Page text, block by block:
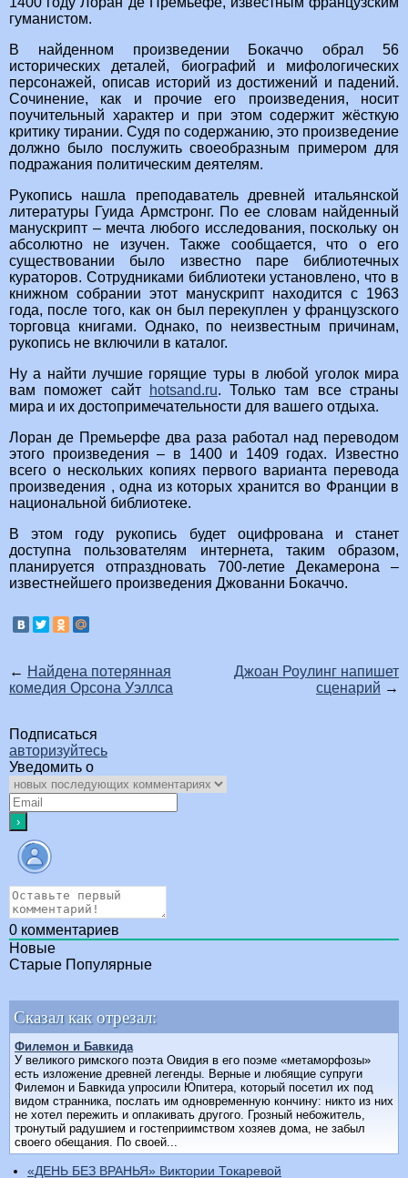
гуманистом.
В найденном произведении Бокаччо обрал 56
исторических деталей, биографий и мифологических
персонажей, описав историй из достижений и падений.
Сочинение, как и прочие его произведения, носит
поучительный характер и при этом содержит жёсткую
критику тирании. Судя по содержанию, это произведение
должно было послужить своеобразным примером для
подражания политическим деятелям.
Рукопись нашла преподаватель древней итальянской
литературы Гуида Армстронг. По ее словам найденный
манускрипт – мечта любого исследования, поскольку он
абсолютно не изучен. Также сообщается, что о его
существовании было известно паре библиотечных
кураторов. Сотрудниками библиотеки установлено, что в
книжном собрании этот манускрипт находится с 1963
года, после того, как он был перекуплен у французского
торговца книгами. Однако, по неизвестным причинам,
рукопись не включили в каталог.
Ну а найти лучшие горящие туры в любой уголок мира
вам поможет сайт
hotsand.ru. Только там все страны
мира и их достопримечательности для вашего отдыха.
Лоран де Премьерфе два раза работал над переводом
этого произведения – в 1400 и 1409 годах. Известно
всего о нескольких копиях первого варианта перевода
произведения , одна из которых хранится во Франции в
национальной библиотеке.
В этом году рукопись будет оцифрована и станет
доступна пользователям интернета, таким образом,
планируется отпраздновать 700-летие Декамерона –
известнейшего произведения Джованни Бокаччо.
← Найдена потерянная
комедия Орсона Уэллса
Джоан Роулинг напишет
сценарий →
Подписаться
авторизуйтесь
Уведомить о
0 комментариев
Новые
Старые Популярные
Сказал как отрезал:
Филемон и Бавкида
У великого римского поэта Овидия в его поэме «метаморфозы»
есть изложение древней легенды. Верные и любящие супруги
Филемон и Бавкида упросили Юпитера, который посетил их под
видом странника, послать им одновременную кончину: никто из них
не хотел пережить и оплакивать другого. Грозный небожитель,
тронутый радушием и гостеприимством хозяев дома, не забыл
своего обещания. По своей...
«ДЕНЬ БЕЗ ВРАНЬЯ» Виктории Токаревой